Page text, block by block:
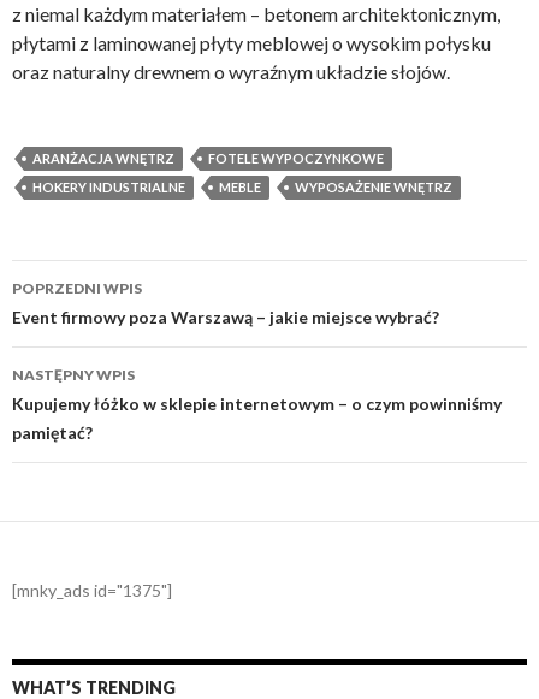
z niemal każdym materiałem – betonem architektonicznym,
płytami z laminowanej płyty meblowej o wysokim połysku
oraz naturalny drewnem o wyraźnym układzie słojów.
ARANŻACJA WNĘTRZ
FOTELE WYPOCZYNKOWE
HOKERY INDUSTRIALNE
MEBLE WYPOSAŻENIE WNĘTRZ
Zobacz
wpisy
POPRZEDNI WPIS
Event firmowy poza Warszawą – jakie miejsce wybrać?
NASTĘPNY WPIS
Kupujemy łóżko w sklepie internetowym – o czym powinniśmy
pamiętać?
[mnky_ads id="1375"]
WHAT’S TRENDING